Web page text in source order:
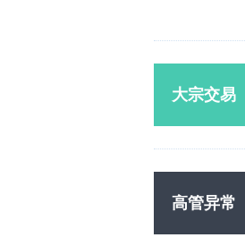
大宗交易
高管异常